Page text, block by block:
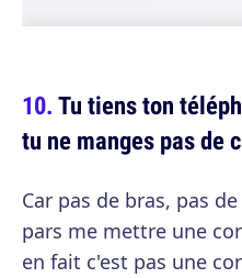
Tu tiens ton
tu ne manges pas de
Car pas de bras, pas
pars me mettre une
en fait c'est pas une